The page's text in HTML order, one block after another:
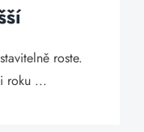
roste.
roku ...